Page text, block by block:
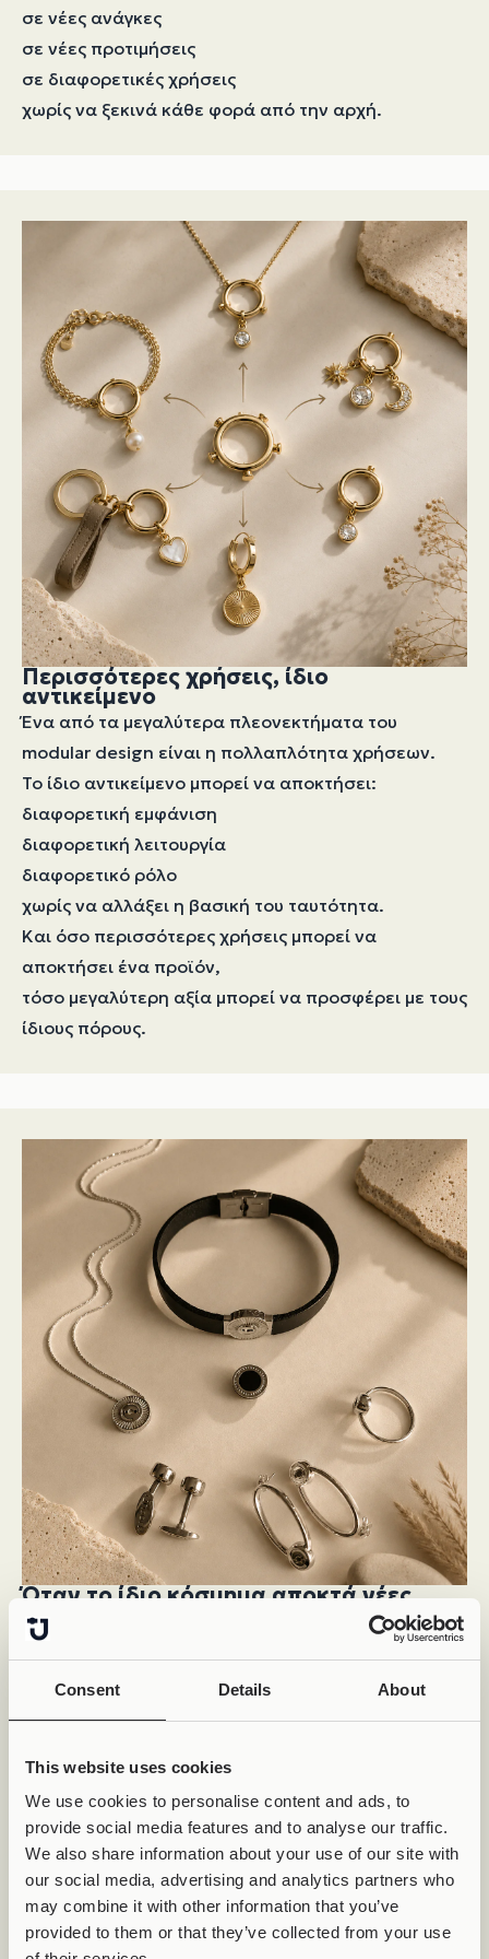
Consent Details About
This website uses cookies
We use cookies to personalise content and ads, to
provide social media features and to analyse our traffic.
We also share information about your use of our site with
our social media, advertising and analytics partners who
may combine it with other information that you’ve
provided to them or that they’ve collected from your use
σε νέες ανάγκες
σε νέες προτιμήσεις
σε διαφορετικές χρήσεις
χωρίς να ξεκινά κάθε φορά από την αρχή.
Περισσότερες χρήσεις, ίδιο
αντικείμενο
Ένα από τα μεγαλύτερα πλεονεκτήματα του
modular design είναι η πολλαπλότητα χρήσεων.
Το ίδιο αντικείμενο μπορεί να αποκτήσει:
διαφορετική εμφάνιση
διαφορετική λειτουργία
διαφορετικό ρόλο
χωρίς να αλλάξει η βασική του ταυτότητα.
Και όσο περισσότερες χρήσεις μπορεί να
αποκτήσει ένα προϊόν,
τόσο μεγαλύτερη αξία μπορεί να προσφέρει με τους
ίδιους πόρους.
Όταν το ίδιο κόσμημα αποκτά νέες
ζωές
Σήμερα, ένα διακοσμητικό στοιχείο μπορεί να
δαχτυλίδι
σεκολιέ
Το ίδιο αντικείμενο.
Διαφορετικές εμπειρίες.
Και ίσως αυτό να είναι μόνο η αρχή.
Θα μπορούσε αύριο να αποκτήσει νέα ζωή και σε:
σκουλαρίκια;
μανικετόκουμπα;